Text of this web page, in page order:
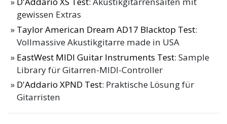
gewissen Extras
Taylor American Dream AD17 Blacktop Test:
Vollmassive Akustikgitarre made in USA
EastWest MIDI Guitar Instruments Test: Sample
Library für Gitarren-MIDI-Controller
D'Addario XPND Test: Praktische Lösung für
Gitarristen